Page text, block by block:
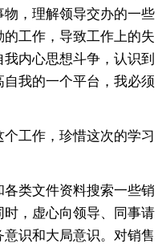
，理解领导交办的一些
工作，导致工作上的失
内心思想斗争，认识到
我的一个平台，我必须
工作，珍惜这次的学习
类文件资料搜索一些销
，虚心向领导、同事请
识和大局意识。对销售